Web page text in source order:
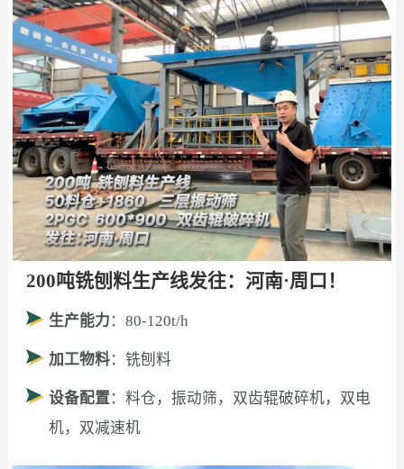
200吨铣刨料生产线发往：河南·周口！
生产能力 ：80-120t/h
加工物料：铣刨料
设备配置：料仓，振动筛，双齿辊破碎机，双电
机，双减速机